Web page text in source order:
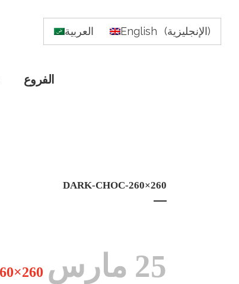
العربية English (الإنجليزية)
الفروع
DARK-CHOC-260×260
25 مارس